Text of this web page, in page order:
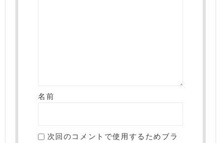
名前
次回のコメントで使用するためブラ